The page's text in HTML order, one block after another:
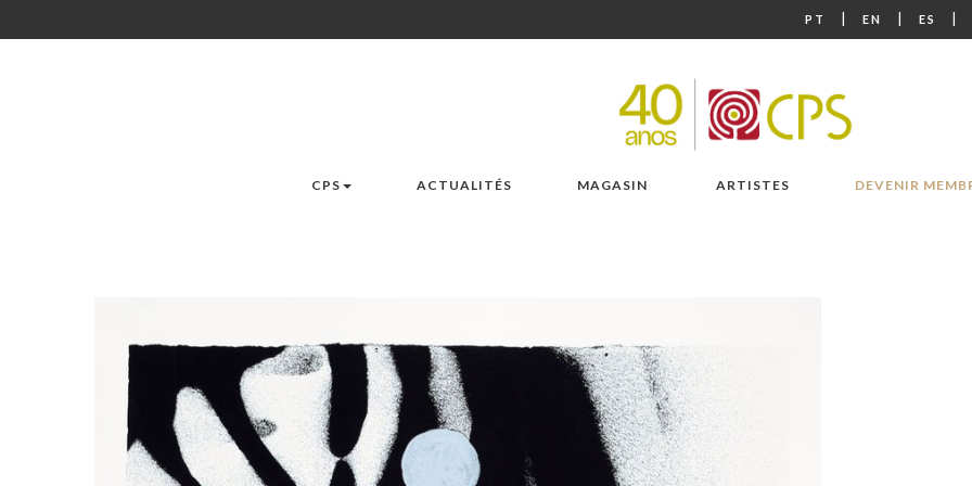
PT | EN | ES |
CPS ACTUALITÉS MAGASIN ARTISTES DEVENIR